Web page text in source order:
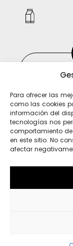
Para ofrecer las
como las cookies
información del
tecnologías nos
comportamiento
en este sitio. No
afectar